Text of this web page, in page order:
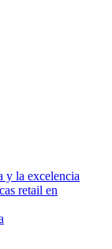
y la excelencia
retail en